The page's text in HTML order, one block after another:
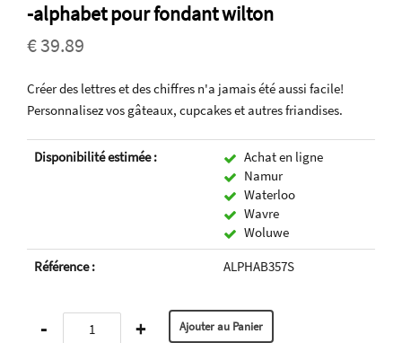
-alphabet pour fondant wilton
€ 39.89
Créer des lettres et des chiffres n'a jamais été aussi facile!
Personnalisez vos gâteaux, cupcakes et autres friandises.
Disponibilité estimée :
Achat en ligne
Namur
Waterloo
Wavre
Woluwe
Référence :
ALPHAB357S
- +